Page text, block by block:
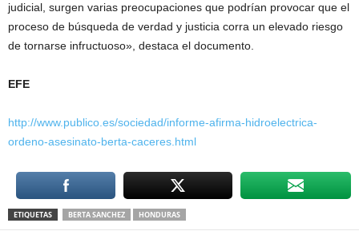
judicial, surgen varias preocupaciones que podrían provocar que el
proceso de búsqueda de verdad y justicia corra un elevado riesgo
de tornarse infructuoso», destaca el documento.
EFE
http://www.publico.es/sociedad/informe-afirma-hidroelectrica-
ordeno-asesinato-berta-caceres.html
ETIQUETAS BERTA SANCHEZ HONDURAS